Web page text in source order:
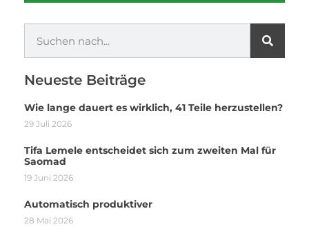
Neueste Beiträge
Wie lange dauert es wirklich, 41 Teile herzustellen?
29 Juli 2026
Tifa Lemele entscheidet sich zum zweiten Mal für
Saomad
19 Juni 2026
Automatisch produktiver
28 Mai 2026